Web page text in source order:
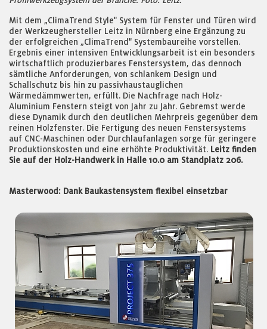
Mit dem „ClimaTrend Style" System für Fenster und Türen wird
der Werkzeughersteller Leitz in Nürnberg eine Ergänzung zu
der erfolgreichen „ClimaTrend" Systembaureihe vorstellen.
Ergebnis einer intensiven Entwicklungsarbeit ist ein besonders
wirtschaftlich produzierbares Fenstersystem, das dennoch
sämtliche Anforderungen, von schlankem Design und
Schallschutz bis hin zu passivhaustauglichen
Wärmedämmwerten, erfüllt. Die Nachfrage nach Holz-
Aluminium Fenstern steigt von Jahr zu Jahr. Gebremst werde
diese Dynamik durch den deutlichen Mehrpreis gegenüber dem
reinen Holzfenster. Die Fertigung des neuen Fenstersystems
auf CNC-Maschinen oder Durchlaufanlagen sorge für geringere
Produktionskosten und eine erhöhte Produktivität. Leitz finden
Sie auf der Holz-Handwerk in Halle 10.0 am Standplatz 206.
Masterwood: Dank Baukastensystem flexibel einsetzbar